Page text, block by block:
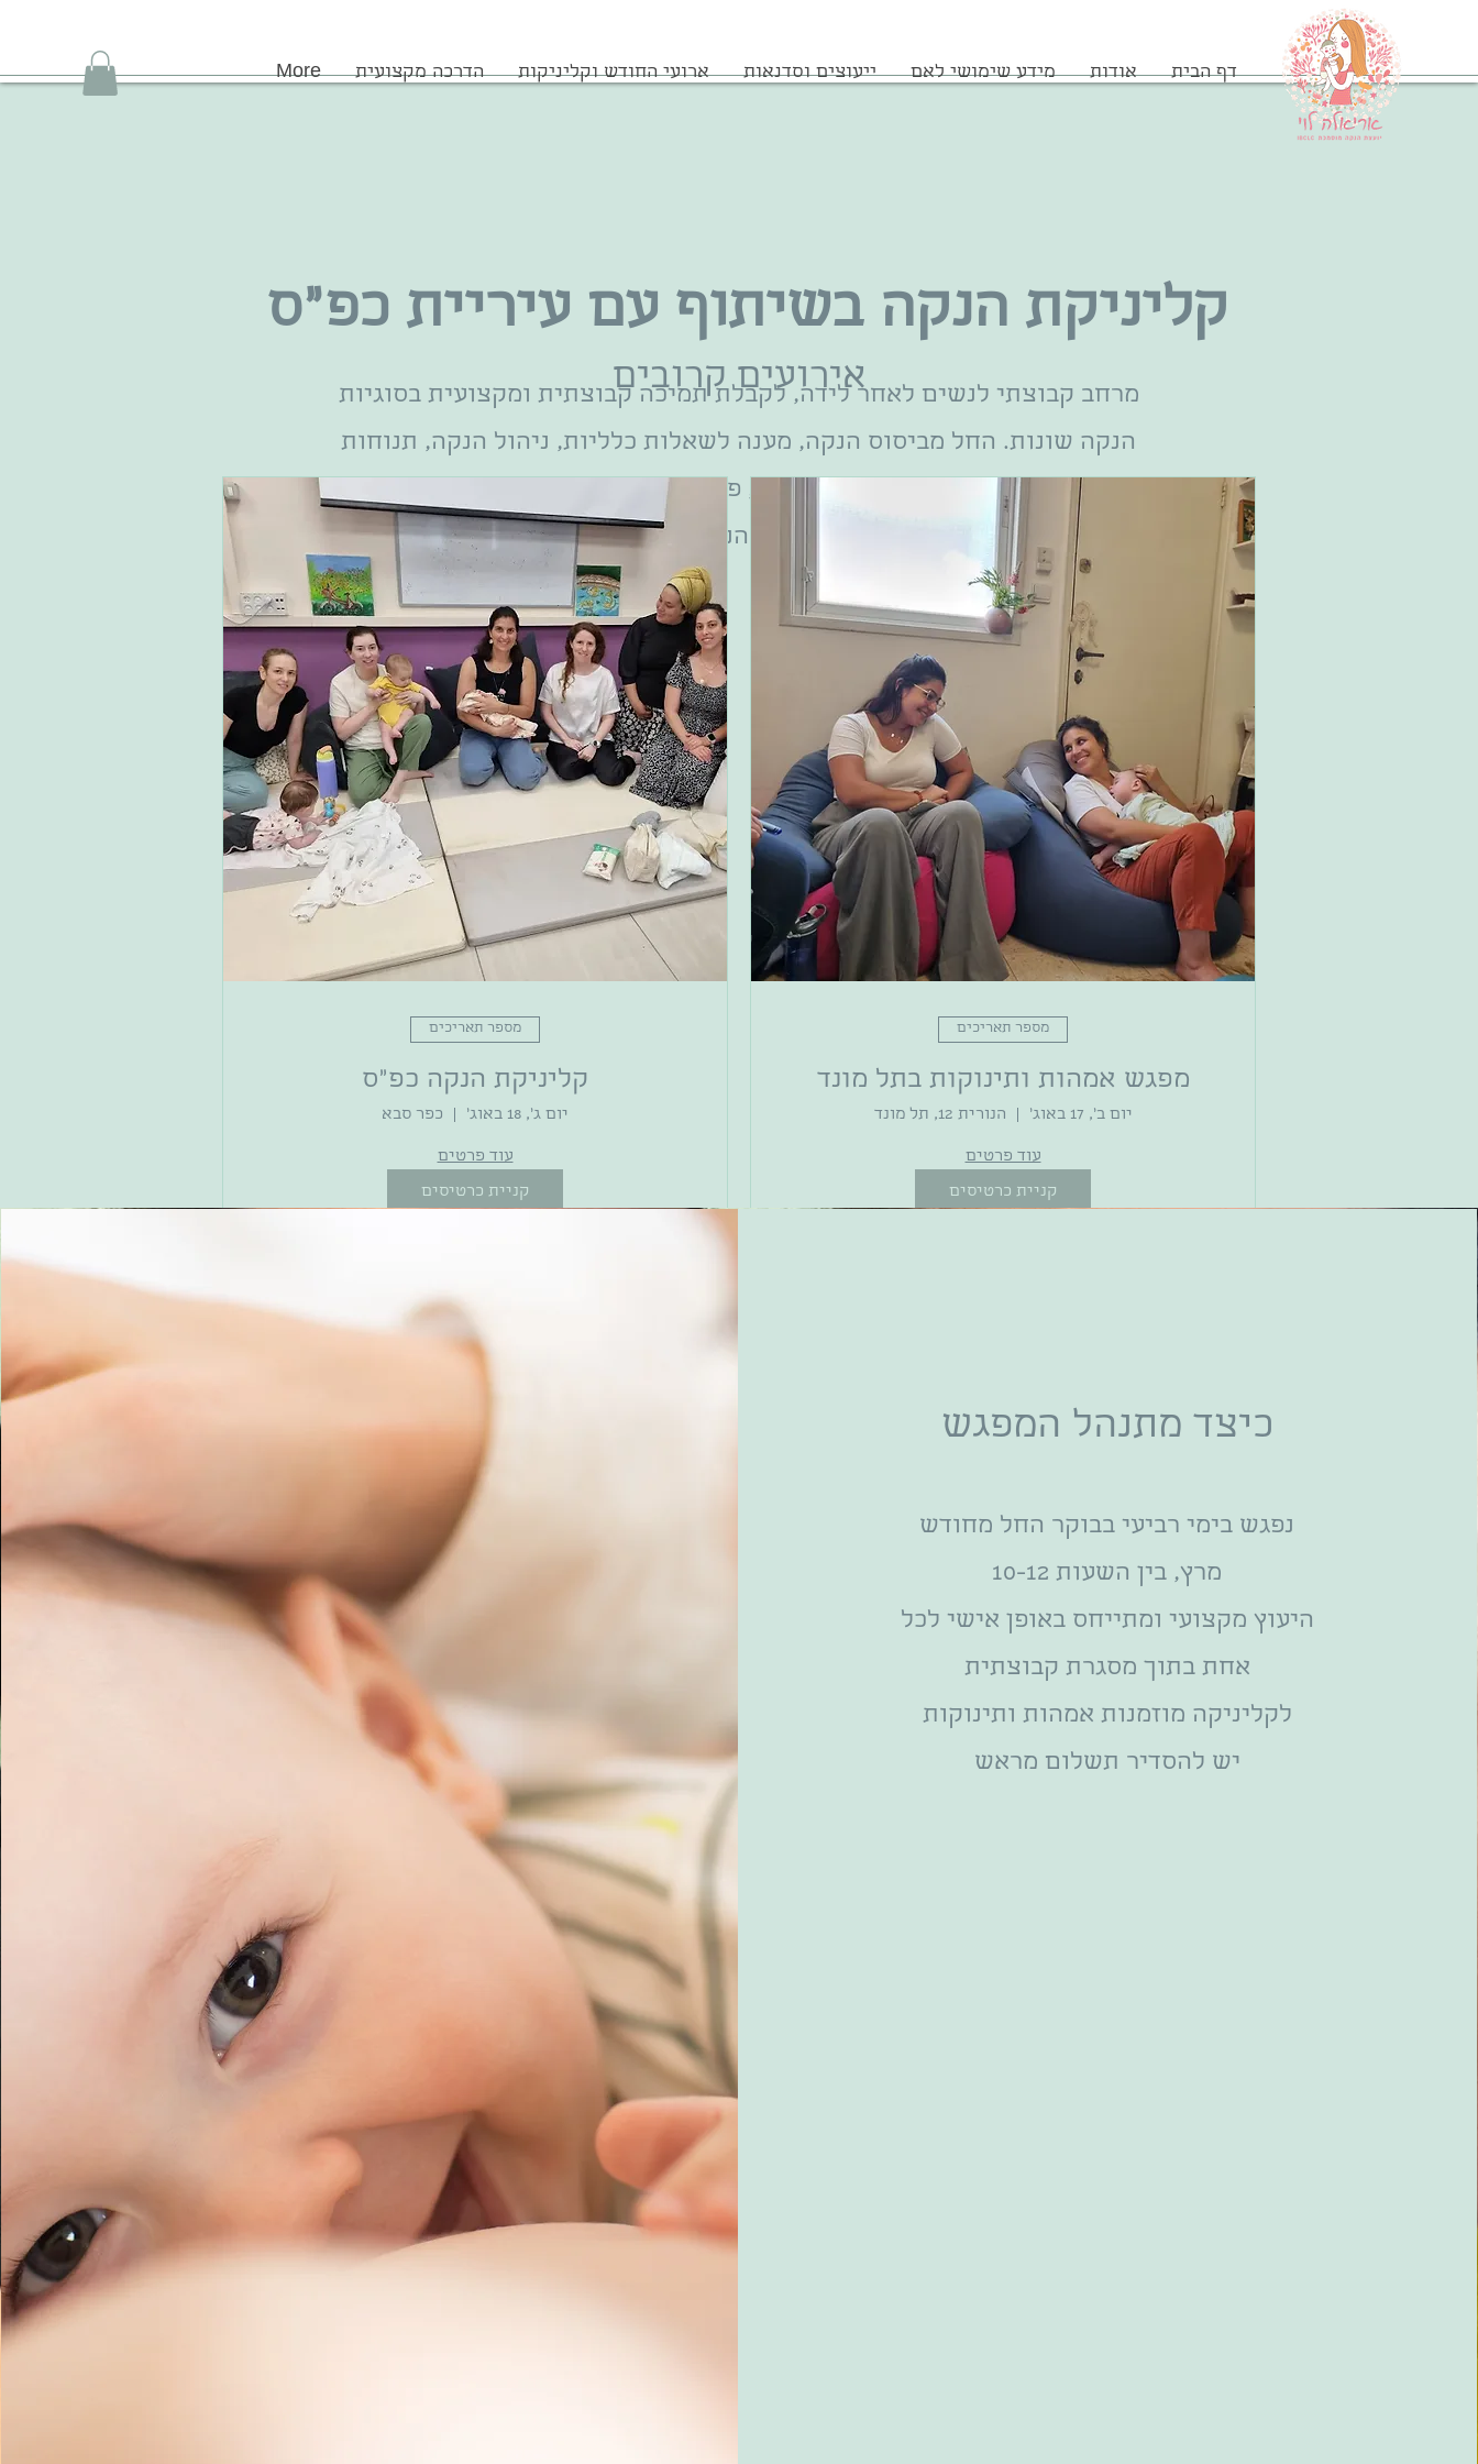
דף הבית אודות מידע שימושי לאם ייעוצים וסדנאות ארועי החודש וקליניקות הדרכה מקצועית More
קליניקת הנקה בשיתוף עם עיריית כפ"ס
מרחב קבוצתי לנשים לאחר לידה, לקבלת תמיכה קבוצתית ומקצועית בסוגיות
הנקה שונות. החל מביסוס הנקה, מענה לשאלות כלליות, ניהול הנקה, תנוחות
הנקה, קשיים בעליה במשקל התינוק, פצעים וכאבים בהנקה, חזרה לעבודה,
פרידה מהנקה ועוד
אירועים קרובים
מספר תאריכים
מפגש אמהות ותינוקות בתל מונד
יום ב׳, 17 באוג׳ הנורית 12, תל מונד
עוד פרטים
קניית כרטיסים
מספר תאריכים
קליניקת הנקה כפ"ס
יום ג׳, 18 באוג׳ כפר סבא
עוד פרטים
קניית כרטיסים
כיצד מתנהל המפגש
נפגש בימי רביעי בבוקר החל מחודש
מרץ, בין השעות 10-12
היעוץ מקצועי ומתייחס באופן אישי לכל
אחת בתוך מסגרת קבוצתית
לקליניקה מוזמנות אמהות ותינוקות
יש להסדיר תשלום מראש